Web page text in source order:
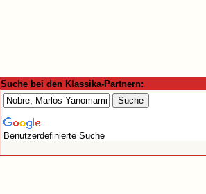
Suche bei den Klassika-Partnern:
Benutzerdefinierte Suche